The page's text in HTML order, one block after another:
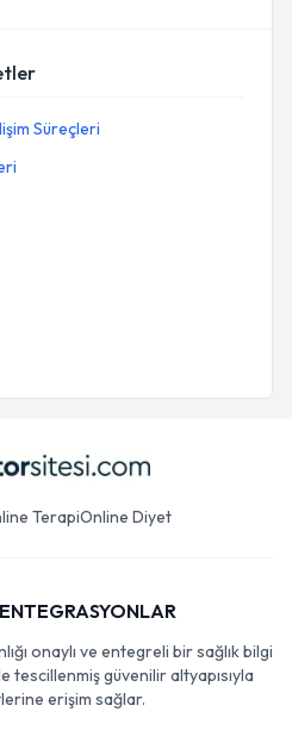
Süreçleri
TerapiOnline Diyet
onaylı ve entegreli bir sağlık bilgi
tescillenmiş güvenilir altyapısıyla
erişim sağlar.